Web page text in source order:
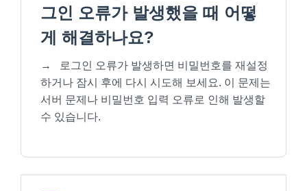
그인 오류가 발생했을 때 어떻
게 해결하나요?
→
로그인 오류가 발생하면 비밀번호를 재설정
하거나 잠시 후에 다시 시도해 보세요. 이 문제는
서버 문제나 비밀번호 입력 오류로 인해 발생할
수 있습니다.